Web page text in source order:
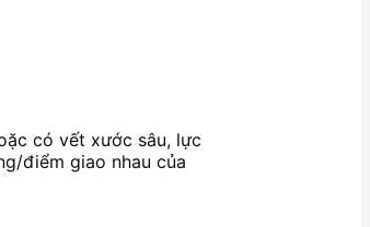
có vết xước sâu, lực
điểm giao nhau của